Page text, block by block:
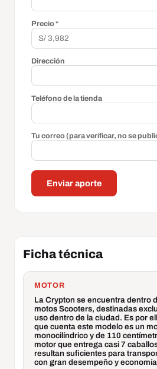
Precio *
Dirección
Teléfono de la tienda
Tu correo (para verificar, no se
Enviar aporte
Ficha técnica
MOTOR
La Crypton se encuentra dentro
motos Scooters, destinadas
uso dentro de la ciudad. Es por
que cuenta este modelo es un
monocilíndrico y de 110
motor que entrega casi 7
resultan suficientes para
con gran desempeño y